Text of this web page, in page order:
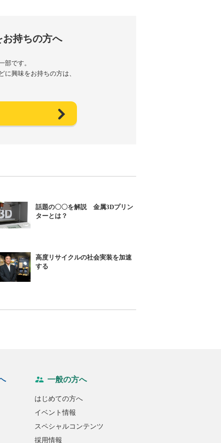
持ちの方へ
です。
興味をお持ちの方は、
話題の〇〇を解説 金属3Dプリン
ターとは？
高度リサイクルの社会実装を加速
する
一般の方へ
はじめての方へ
イベント情報
スペシャルコンテンツ
採用情報